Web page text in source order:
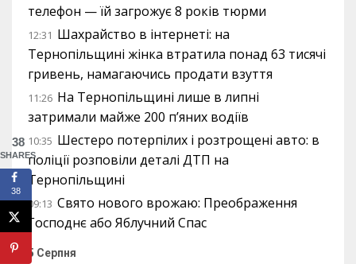
телефон — їй загрожує 8 років тюрми
12:31 Шахрайство в інтернеті: на
Тернопільщині жінка втратила понад 63 тисячі
гривень, намагаючись продати взуття
11:26 На Тернопільщині лише в липні
затримали майже 200 п’яних водіїв
10:35 Шестеро потерпілих і розтрощені авто: в
поліції розповіли деталі ДТП на
Тернопільщині
09:13 Свято нового врожаю: Преображення
Господнє або Яблучний Спас
5 Серпня
38
SHARES
38